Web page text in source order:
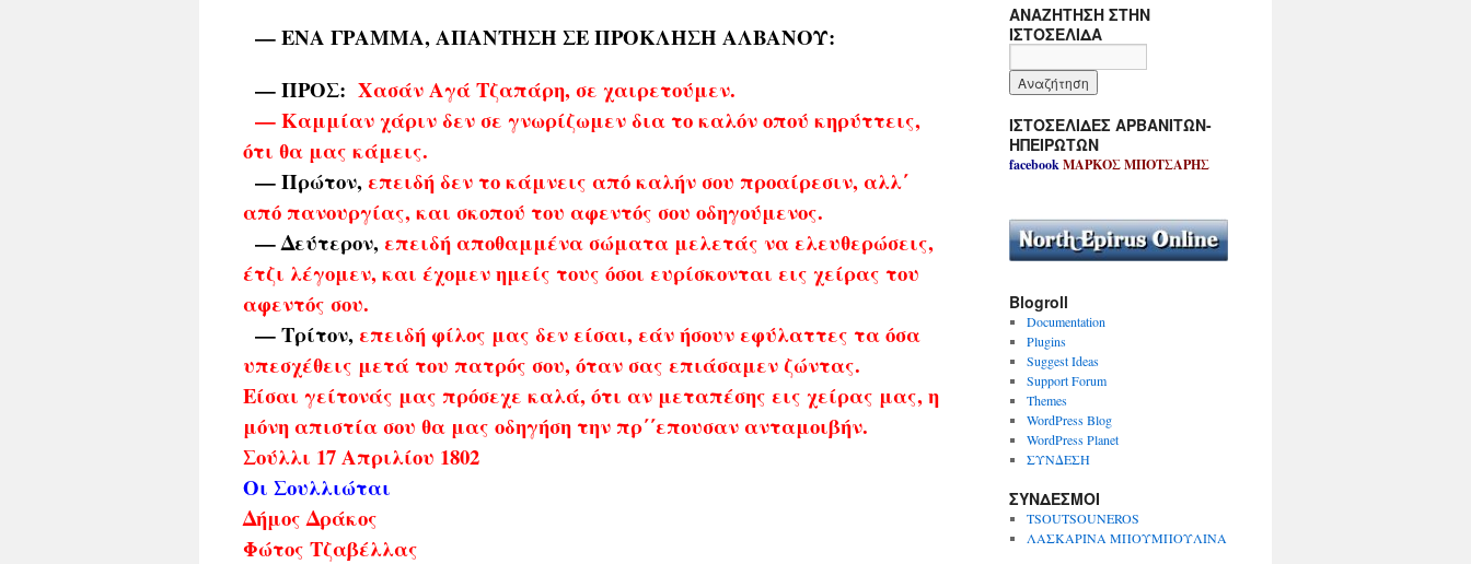
— ΕΝΑ ΓΡΑΜΜΑ, ΑΠΑΝΤΗΣΗ ΣΕ ΠΡΟΚΛΗΣΗ ΑΛΒΑΝΟΥ:
— ΠΡΟΣ: Χασάν Αγά Τζαπάρη, σε χαιρετούμεν.
— Καμμίαν χάριν δεν σε γνωρίζωμεν δια το καλόν οπού κηρύττεις,
ότι θα μας κάμεις.
— Πρώτον, επειδή δεν το κάμνεις από καλήν σου προαίρεσιν, αλλ΄
από πανουργίας, και σκοπού του αφεντός σου οδηγούμενος.
— Δεύτερον, επειδή αποθαμμένα σώματα μελετάς να ελευθερώσεις,
έτζι λέγομεν, και έχομεν ημείς τους όσοι ευρίσκονται εις χείρας του
αφεντός σου.
— Τρίτον, επειδή φίλος μας δεν είσαι, εάν ήσουν εφύλαττες τα όσα
υπεσχέθεις μετά του πατρός σου, όταν σας επιάσαμεν ζώντας.
Είσαι γείτονάς μας πρόσεχε καλά, ότι αν μεταπέσης εις χείρας μας, η
μόνη απιστία σου θα μας οδηγήση την πρ΄΄επουσαν ανταμοιβήν.
Σούλλι 17 Απριλίου 1802
Οι Σουλλιώται
Δήμος Δράκος
Φώτος Τζαβέλλας
ΑΝΑΖΗΤΗΣΗ ΣΤΗΝ
ΙΣΤΟΣΕΛΙΔΑ
ΙΣΤΟΣΕΛΙΔΕΣ ΑΡΒΑΝΙΤΩΝ-
ΗΠΕΙΡΩΤΩΝ
facebookΜΑΡΚΟΣ ΜΠΟΤΣΑΡΗΣ
Blogroll
Documentation
Plugins
Suggest Ideas
Support Forum
Themes
WordPress Blog
WordPress Planet
ΣΥΝΔΕΣΗ
ΣΥΝΔΕΣΜΟΙ
TSOUTSOUNEROS
ΛΑΣΚΑΡΙΝΑ ΜΠΟΥΜΠΟΥΛΙΝΑ